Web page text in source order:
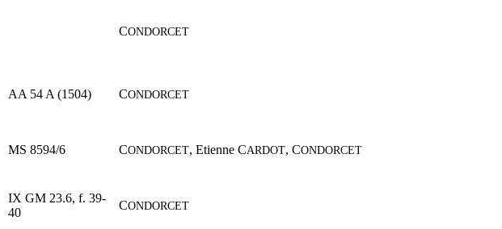
CONDORCET
AA 54 A (1504) CONDORCET
MS 8594/6 CONDORCET, Etienne CARDOT, CONDORCET
IX GM 23.6, f. 39-
40
CONDORCET